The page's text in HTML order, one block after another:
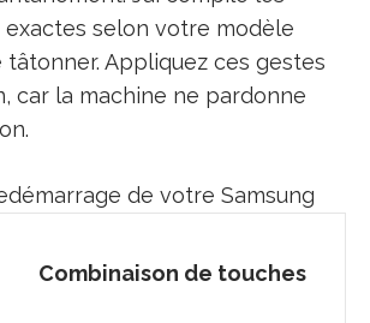
exactes selon votre modèle
Appliquez ces gestes
car la machine ne pardonne
de votre Samsung
Combinaison de touches